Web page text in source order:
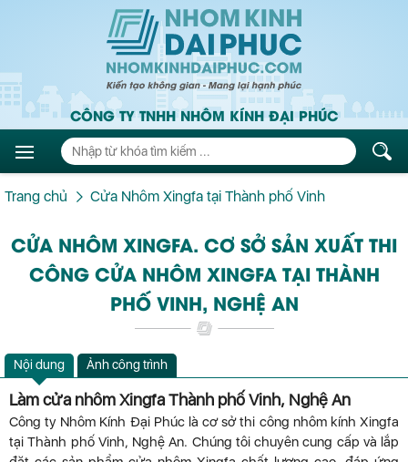
CÔNG TY TNHH NHÔM KÍNH ĐẠI PHÚC
Trang chủ Cửa Nhôm Xingfa tại Thành phố Vinh
CỬA NHÔM XINGFA. CƠ SỞ SẢN XUẤT THI
CÔNG CỬA NHÔM XINGFA TẠI THÀNH
PHỐ VINH, NGHỆ AN
Nội dung Ảnh công trình
Làm cửa nhôm Xingfa Thành phố Vinh, Nghệ An
Công ty Nhôm Kính Đại Phúc là cơ sở thi công nhôm kính Xingfa
tại Thành phố Vinh, Nghệ An. Chúng tôi chuyên cung cấp và lắp